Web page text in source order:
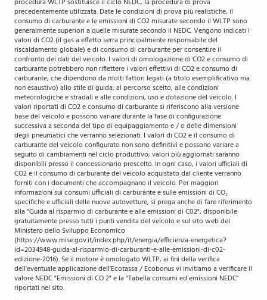
procedura WLTP sostituisce il ciclo NEDC, la procedura di prova
precedentemente utilizzata. Date le condizioni di prova più realistiche, il
consumo di carburante e le emissioni di CO2 misurate secondo il WLTP sono
generalmente superiori a quelle misurate secondo il NEDC. Vengono indicati i
valori di CO2 (il gas a effetto serra principalmente responsabile del
riscaldamento globale) e di consumo di carburante per consentire il
confronto dei dati del veicolo. I valori di omologazione di CO2 e consumo di
carburante potrebbero non riflettere i valori effettivi di CO2 e consumo di
carburante, che dipendono da molti fattori legati (a titolo esemplificativo ma
non esaustivo) allo stile di guida, al percorso scelto, alle condizioni
meteorologiche e stradali e alle condizioni, uso e dotazione del veicolo. I
valori riportati di CO2 e consumo di carburante si riferiscono alla versione
base del veicolo e possono variare durante la fase di configurazione
successiva a seconda del tipo di equipaggiamento e / o delle dimensioni
degli pneumatici che verranno selezionati. I valori di CO2 e il consumo di
carburante del veicolo configurato non sono definitivi e possono variare a
seguito di cambiamenti nel ciclo produttivo; valori più aggiornati saranno
disponibili presso il concessionario prescelto. In ogni caso, i valori ufficiali di
CO2 e il consumo di carburante del veicolo acquistato dal cliente verranno
forniti con i documenti che accompagnano il veicolo. Per maggiori
informazioni sui consumi ufficiali di carburante e sulle emissioni di CO₂
specifiche e ufficiali delle nuove autovetture, si prega anche di fare riferimento
alla "Guida al risparmio di carburante e alle emissioni di C02", disponibile
gratuitamente presso tutti i punti vendita del veicolo e sul sito web del
Ministero dello Sviluppo Economico
(https://www.mise.gov.it/index.php/it/energia/efficienza-energetica?
id=2034948-guida-al-risparmio-di-carburanti-e-alle-emissioni-di-c02-
edizione-2016). Se il motore è omologato WLTP, ai fini della verifica
dell'eventuale applicazione dell'Ecotassa / Ecobonus vi invitiamo a verificare il
valore NEDC "Emissioni di CO 2" e la "Tabella consumi ed emissioni NEDC"
riportati nel sito.